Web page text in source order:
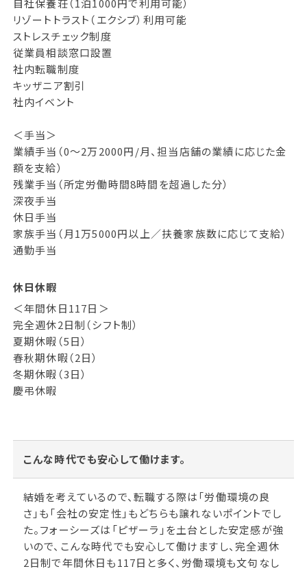
リゾートトラスト（エクシブ）利用可能
ストレスチェック制度
従業員相談窓口設置
社内転職制度
キッザニア割引
社内イベント
＜手当＞
業績手当（0～2万2000円/月、担当店舗の業績に応じた金
額を支給）
残業手当（所定労働時間8時間を超過した分）
深夜手当
休日手当
家族手当（月1万5000円以上／扶養家族数に応じて支給）
通勤手当
休日休暇
＜年間休日117日＞
完全週休2日制（シフト制）
夏期休暇（5日）
春秋期休暇（2日）
冬期休暇（3日）
慶弔休暇
こんな時代でも安心して働けます。
結婚を考えているので、転職する際は「労働環境の良
さ」も「会社の安定性」もどちらも譲れないポイントでし
た。フォーシーズは「ピザーラ」を土台とした安定感が強
いので、こんな時代でも安心して働けますし、完全週休
2日制で年間休日も117日と多く、労働環境も文句なし